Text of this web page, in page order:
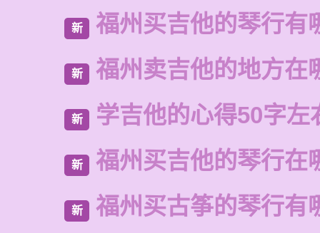
新 福州买吉他的琴行有
新 福州卖吉他的地方在
新 学吉他的心得50字左
新 福州买吉他的琴行在
新 福州买古筝的琴行有